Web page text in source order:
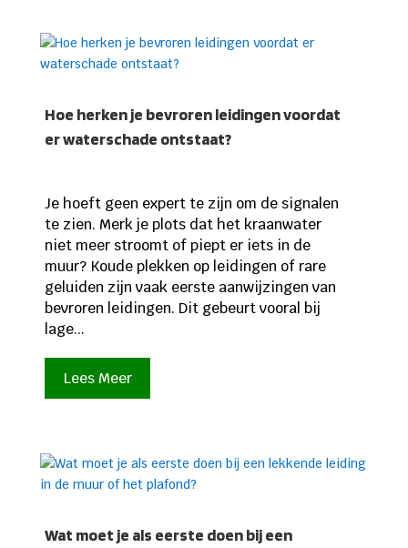
Hoe herken je bevroren leidingen voordat
er waterschade ontstaat?
Je hoeft geen expert te zijn om de signalen
te zien. Merk je plots dat het kraanwater
niet meer stroomt of piept er iets in de
muur? Koude plekken op leidingen of rare
geluiden zijn vaak eerste aanwijzingen van
bevroren leidingen. Dit gebeurt vooral bij
lage...
Lees Meer
Wat moet je als eerste doen bij een